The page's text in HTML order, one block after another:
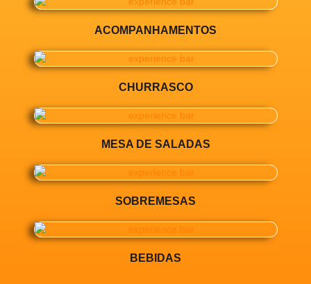
ACOMPANHAMENTOS
CHURRASCO
MESA DE SALADAS
SOBREMESAS
BEBIDAS